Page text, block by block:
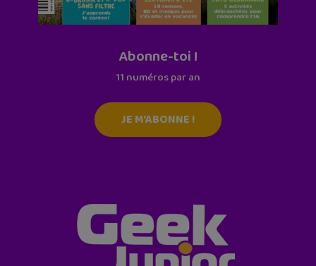
Abonne-toi !
11 numéros par an
JE M'ABONNE !